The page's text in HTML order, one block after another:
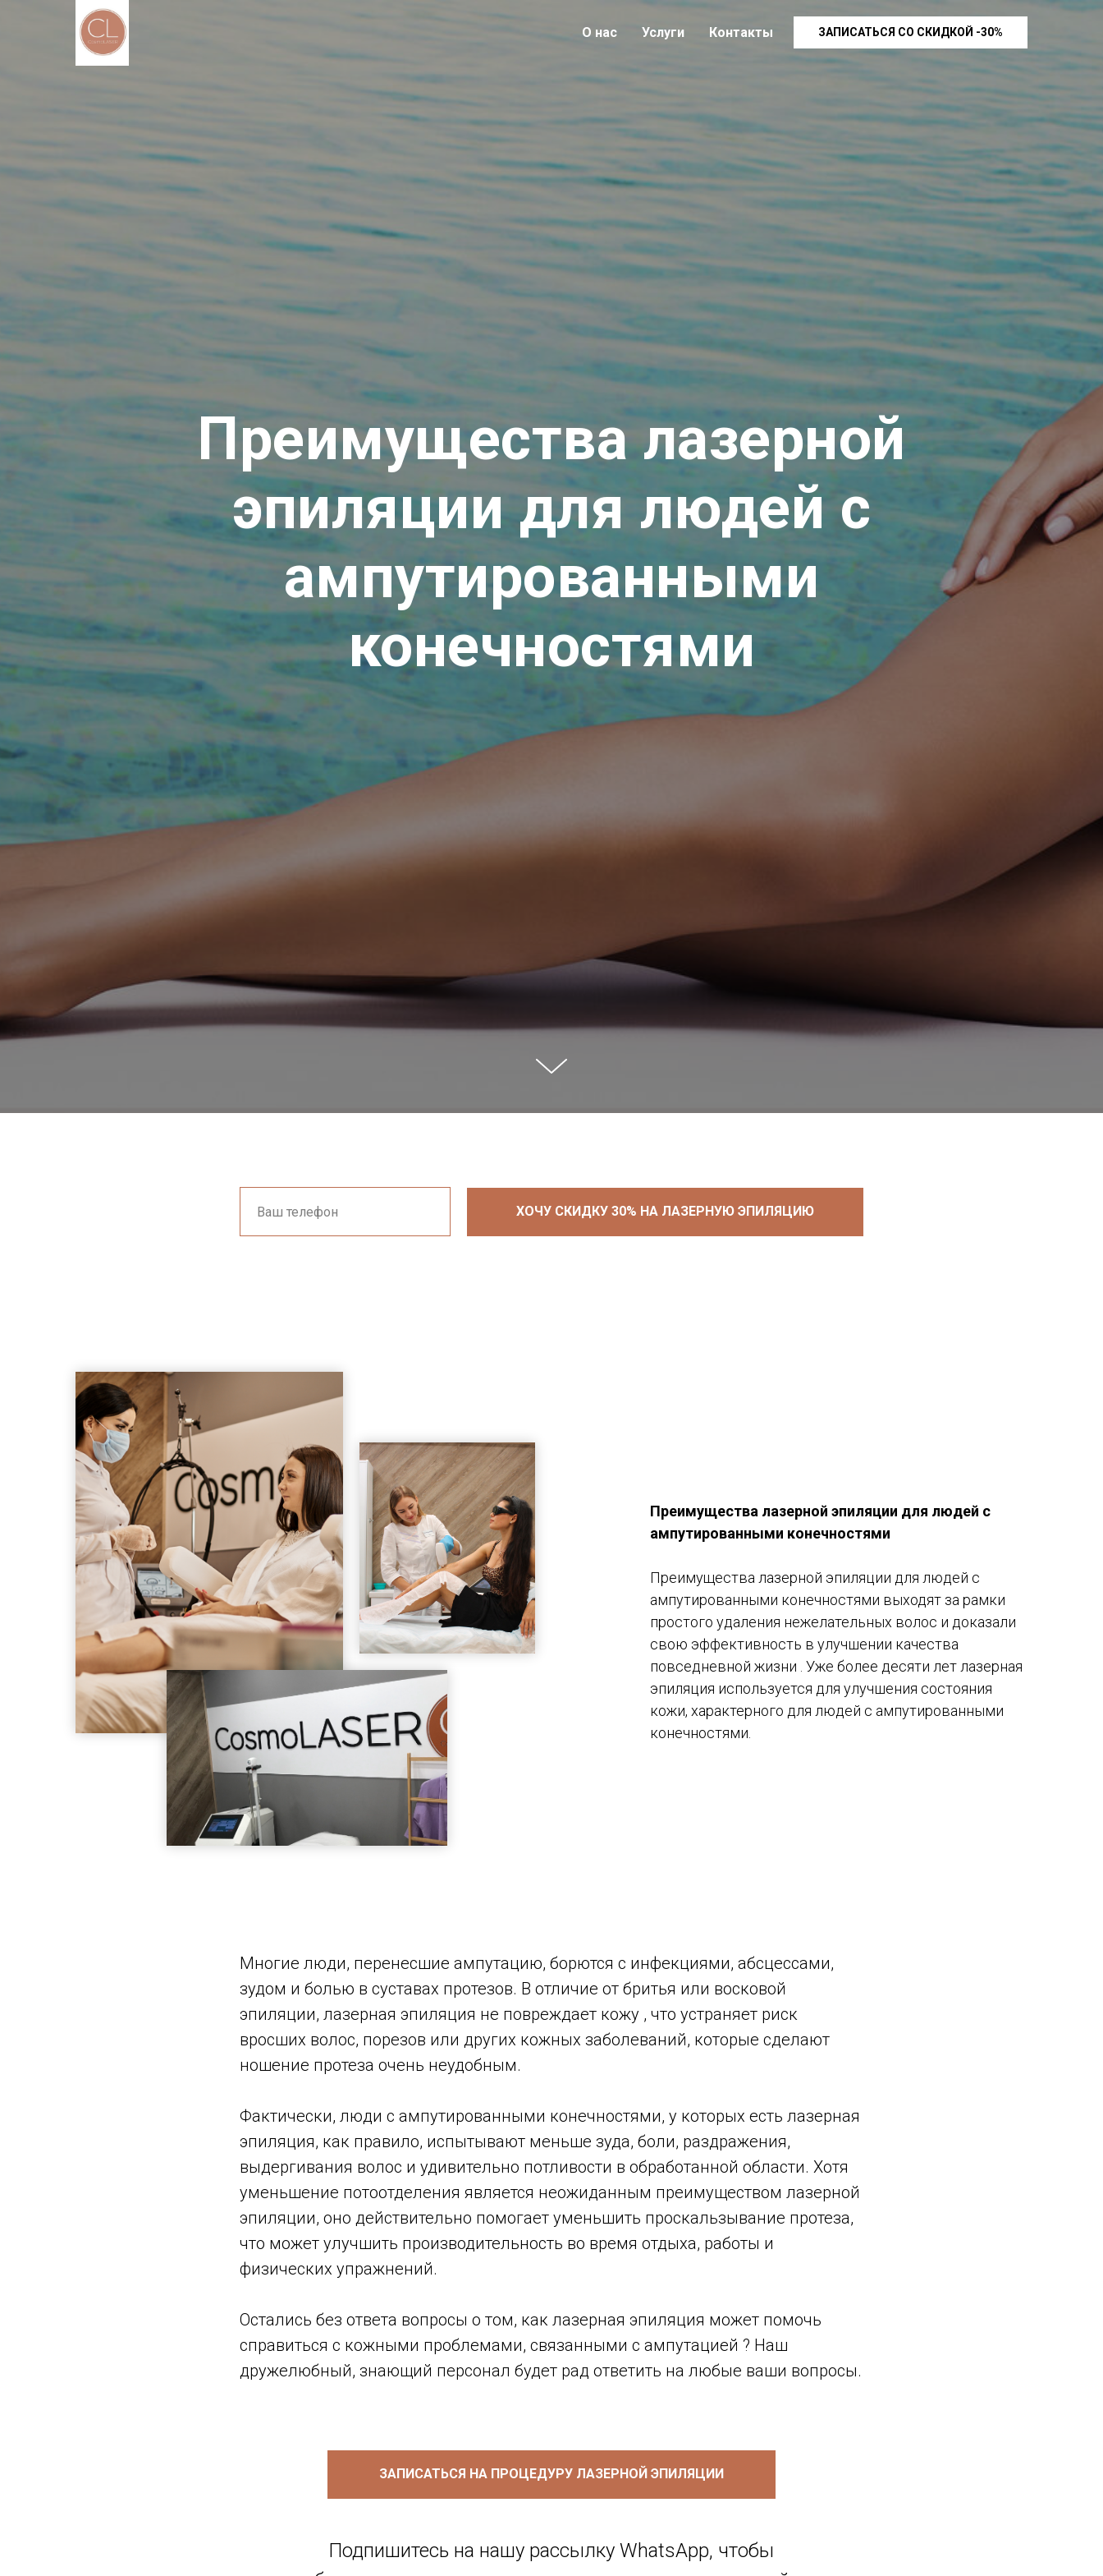
О нас Услуги Контакты ЗАПИСАТЬСЯ СО СКИДКОЙ -30%
Преимущества лазерной
эпиляции для людей с
ампутированными
конечностями
ХОЧУ СКИДКУ 30% НА ЛАЗЕРНУЮ ЭПИЛЯЦИЮ
Преимущества лазерной эпиляции для людей с
ампутированными конечностями
Преимущества лазерной эпиляции для людей с
ампутированными конечностями выходят за рамки
простого удаления нежелательных волос и доказали
свою эффективность в улучшении качества
повседневной жизни . Уже более десяти лет лазерная
эпиляция используется для улучшения состояния
кожи, характерного для людей с ампутированными
конечностями.
Многие люди, перенесшие ампутацию, борются с инфекциями, абсцессами,
зудом и болью в суставах протезов. В отличие от бритья или восковой
эпиляции, лазерная эпиляция не повреждает кожу , что устраняет риск
вросших волос, порезов или других кожных заболеваний, которые сделают
ношение протеза очень неудобным.
Фактически, люди с ампутированными конечностями, у которых есть лазерная
эпиляция, как правило, испытывают меньше зуда, боли, раздражения,
выдергивания волос и удивительно потливости в обработанной области. Хотя
уменьшение потоотделения является неожиданным преимуществом лазерной
эпиляции, оно действительно помогает уменьшить проскальзывание протеза,
что может улучшить производительность во время отдыха, работы и
физических упражнений.
Остались без ответа вопросы о том, как лазерная эпиляция может помочь
справиться с кожными проблемами, связанными с ампутацией ? Наш
дружелюбный, знающий персонал будет рад ответить на любые ваши вопросы.
ЗАПИСАТЬСЯ НА ПРОЦЕДУРУ ЛАЗЕРНОЙ ЭПИЛЯЦИИ
Подпишитесь на нашу рассылку WhatsApp, чтобы